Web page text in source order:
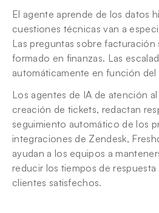
El agente aprende de los datos
cuestiones técnicas van a
Las preguntas sobre facturación
formado en finanzas. Las
automáticamente en función del
Los agentes de IA de atención
creación de tickets, redactan
seguimiento automático de los
integraciones de Zendesk,
ayudan a los equipos a
reducir los tiempos de respuesta
clientes satisfechos.